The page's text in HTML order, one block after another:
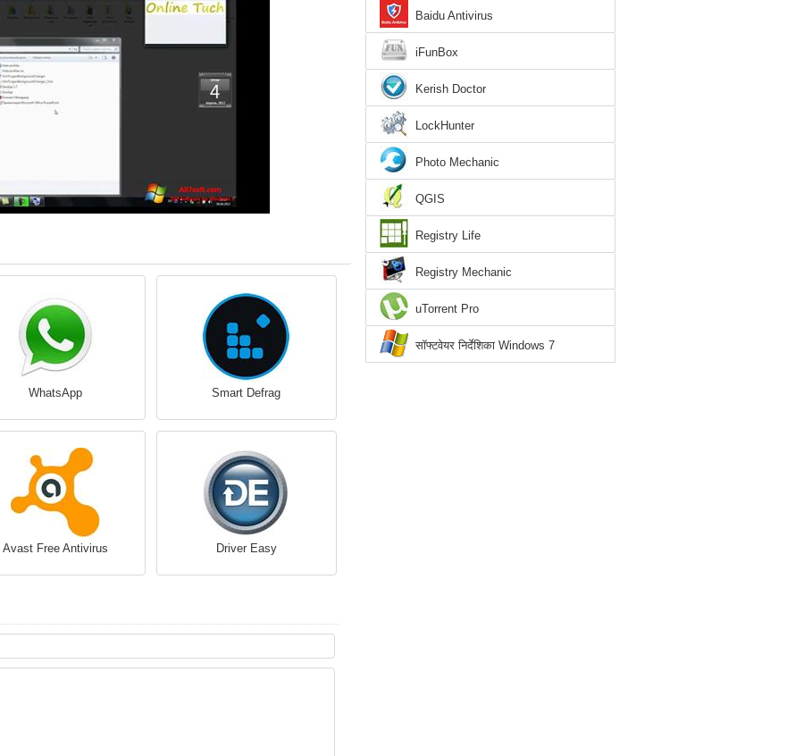
WhatsApp Smart Defrag
Avast Free Antivirus Driver Easy
Baidu Antivirus
iFunBox
Kerish Doctor
LockHunter
Photo Mechanic
QGIS
Registry Life
Registry Mechanic
uTorrent Pro
सॉफ्टवेयर निर्देशिका Windows 7